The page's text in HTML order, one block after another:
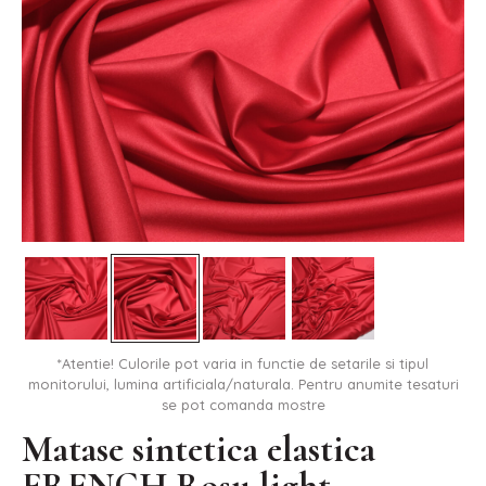
*Atentie! Culorile pot varia in functie de setarile si tipul
monitorului, lumina artificiala/naturala. Pentru anumite tesaturi
se pot comanda mostre
Matase sintetica elastica